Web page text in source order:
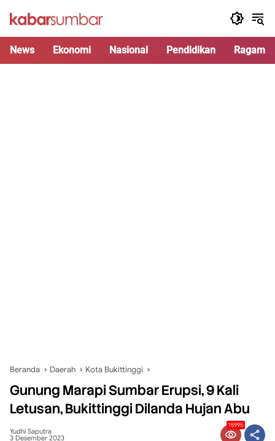
News Ekonomi Nasional Pendidikan Ragam
Beranda Daerah Kota Bukittinggi
Gunung Marapi Sumbar Erupsi, 9 Kali
Letusan, Bukittinggi Dilanda Hujan Abu
Yudhi Saputra
3 Desember 2023
15995